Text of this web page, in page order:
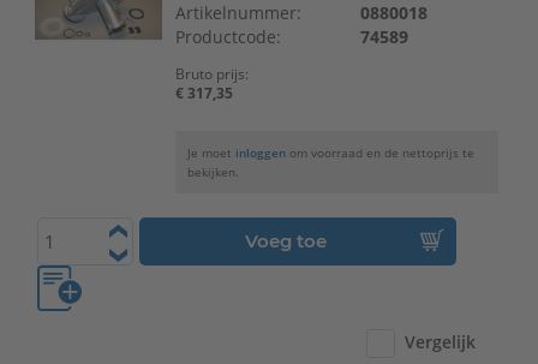
Artikelnummer:
0880018
Productcode:
74589
Bruto prijs:
€ 317,35
Je moet inloggen om voorraad en de nettoprijs te
bekijken.
Voeg toe
Vergelijk